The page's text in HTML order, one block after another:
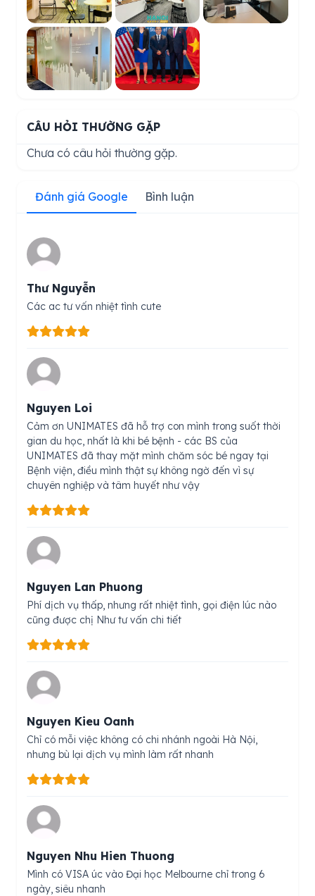
CÂU HỎI THƯỜNG GẶP
Chưa có câu hỏi thường gặp.
Đánh giá Google Bình luận
Thư Nguyễn
Các ac tư vấn nhiệt tình cute
Nguyen Loi
Cảm ơn UNIMATES đã hỗ trợ con mình trong suốt thời
gian du học, nhất là khi bé bệnh - các BS của
UNIMATES đã thay mặt mình chăm sóc bé ngay tại
Bệnh viện, điều mình thật sự không ngờ đến vì sự
chuyên nghiệp và tâm huyết như vậy
Nguyen Lan Phuong
Phí dịch vụ thấp, nhưng rất nhiệt tình, gọi điện lúc nào
cũng được chị Như tư vấn chi tiết
Nguyen Kieu Oanh
Chỉ có mỗi việc không có chi nhánh ngoài Hà Nội,
nhưng bù lại dịch vụ mình làm rất nhanh
Nguyen Nhu Hien Thuong
Mình có VISA úc vào Đại học Melbourne chỉ trong 6
ngày, siêu nhanh